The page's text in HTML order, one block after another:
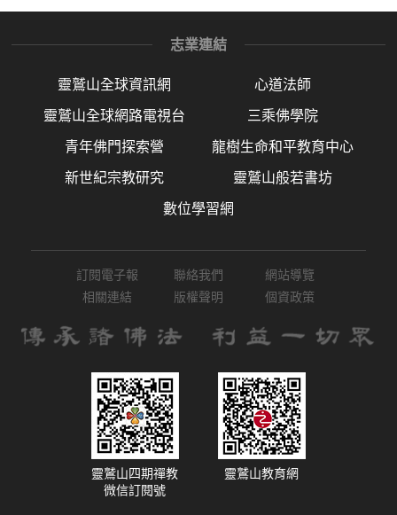
志業連結
靈鷲山全球資訊網 心道法師
靈鷲山全球網路電視台 三乘佛學院
青年佛門探索營 龍樹生命和平教育中心
新世紀宗教研究 靈鷲山般若書坊
數位學習網
訂閱電子報 聯絡我們
網站導覽
相關連結
版權聲明 個資政策
靈鷲山四期禪教
微信訂閱號
靈鷲山教育網